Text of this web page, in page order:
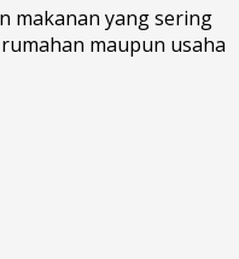
makanan yang sering
maupun usaha